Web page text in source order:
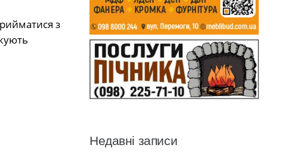
з
Недавні записи